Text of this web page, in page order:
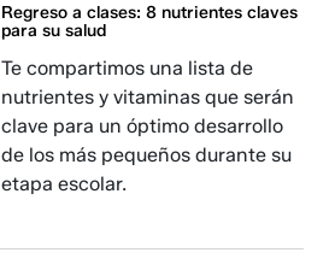
Regreso a clases: 8 nutrientes claves
para su salud
Te compartimos una lista de
nutrientes y vitaminas que serán
clave para un óptimo desarrollo
de los más pequeños durante su
etapa escolar.